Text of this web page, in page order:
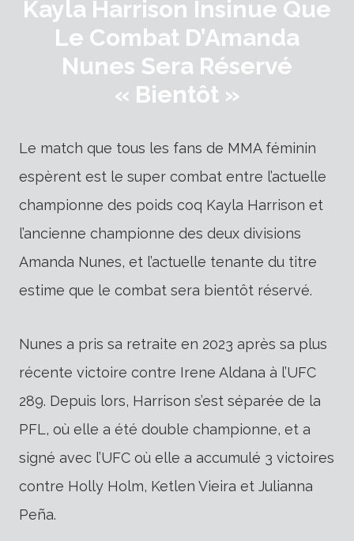
Kayla Harrison Insinue Que
Le Combat D’Amanda
Nunes Sera Réservé
« Bientôt »
Le match que tous les fans de MMA féminin
espèrent est le super combat entre l’actuelle
championne des poids coq Kayla Harrison et
l’ancienne championne des deux divisions
Amanda Nunes, et l’actuelle tenante du titre
estime que le combat sera bientôt réservé.
Nunes a pris sa retraite en 2023 après sa plus
récente victoire contre Irene Aldana à l’UFC
289. Depuis lors, Harrison s’est séparée de la
PFL, où elle a été double championne, et a
signé avec l’UFC où elle a accumulé 3 victoires
contre Holly Holm, Ketlen Vieira et Julianna
Peña.